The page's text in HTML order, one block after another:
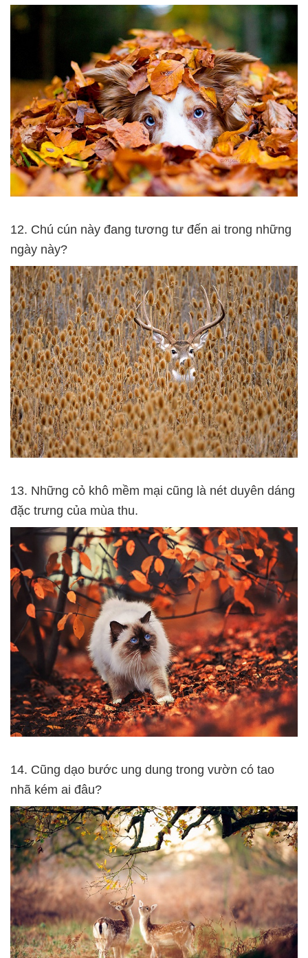
12. Chú cún này đang tương tư đến ai trong những
ngày này?
13. Những cỏ khô mềm mại cũng là nét duyên dáng
đặc trưng của mùa thu.
14. Cũng dạo bước ung dung trong vườn có tao
nhã kém ai đâu?